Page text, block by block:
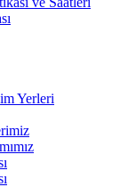
Yerleri